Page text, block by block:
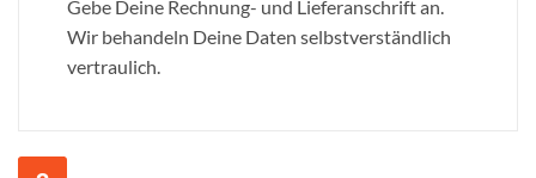
Gebe Deine Rechnung- und Lieferanschrift an.
Wir behandeln Deine Daten selbstverständlich
vertraulich.